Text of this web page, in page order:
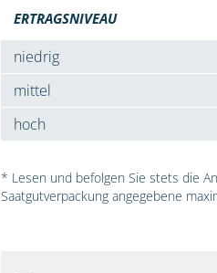
ERTRAGSNIVEAU
niedrig
mittel
hoch
* Lesen und befolgen Sie stets die
Saatgutverpackung angegebene